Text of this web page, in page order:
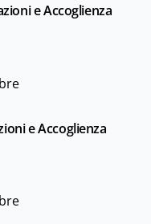
e Accoglienza
e Accoglienza